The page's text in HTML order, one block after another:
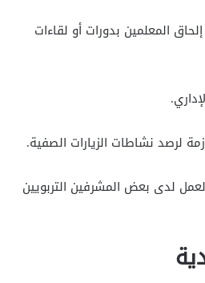
المعلمين بدورات أو لقاءات
لدى بعض المشرفين التربويين